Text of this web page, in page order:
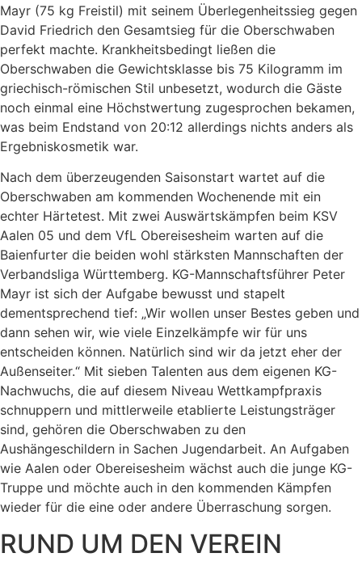
Mayr (75 kg Freistil) mit seinem Überlegenheitssieg gegen
David Friedrich den Gesamtsieg für die Oberschwaben
perfekt machte. Krankheitsbedingt ließen die
Oberschwaben die Gewichtsklasse bis 75 Kilogramm im
griechisch-römischen Stil unbesetzt, wodurch die Gäste
noch einmal eine Höchstwertung zugesprochen bekamen,
was beim Endstand von 20:12 allerdings nichts anders als
Ergebniskosmetik war.
Nach dem überzeugenden Saisonstart wartet auf die
Oberschwaben am kommenden Wochenende mit ein
echter Härtetest. Mit zwei Auswärtskämpfen beim KSV
Aalen 05 und dem VfL Obereisesheim warten auf die
Baienfurter die beiden wohl stärksten Mannschaften der
Verbandsliga Württemberg. KG-Mannschaftsführer Peter
Mayr ist sich der Aufgabe bewusst und stapelt
dementsprechend tief: „Wir wollen unser Bestes geben und
dann sehen wir, wie viele Einzelkämpfe wir für uns
entscheiden können. Natürlich sind wir da jetzt eher der
Außenseiter.“ Mit sieben Talenten aus dem eigenen KG-
Nachwuchs, die auf diesem Niveau Wettkampfpraxis
schnuppern und mittlerweile etablierte Leistungsträger
sind, gehören die Oberschwaben zu den
Aushängeschildern in Sachen Jugendarbeit. An Aufgaben
wie Aalen oder Obereisesheim wächst auch die junge KG-
Truppe und möchte auch in den kommenden Kämpfen
wieder für die eine oder andere Überraschung sorgen.
RUND UM DEN VEREIN